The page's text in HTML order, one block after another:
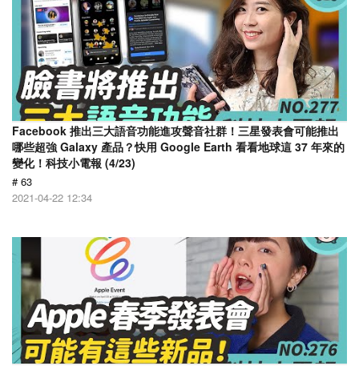
Facebook 推出三大語音功能進攻聲音社群！三星發表會可能推出
哪些超強 Galaxy 產品？快用 Google Earth 看看地球這 37 年來的
變化！科技小電報 (4/23)
# 63
2021-04-22 12:34